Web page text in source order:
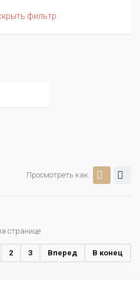
фильтр
Просмотреть как:
странице
2 3 Вперед В конец